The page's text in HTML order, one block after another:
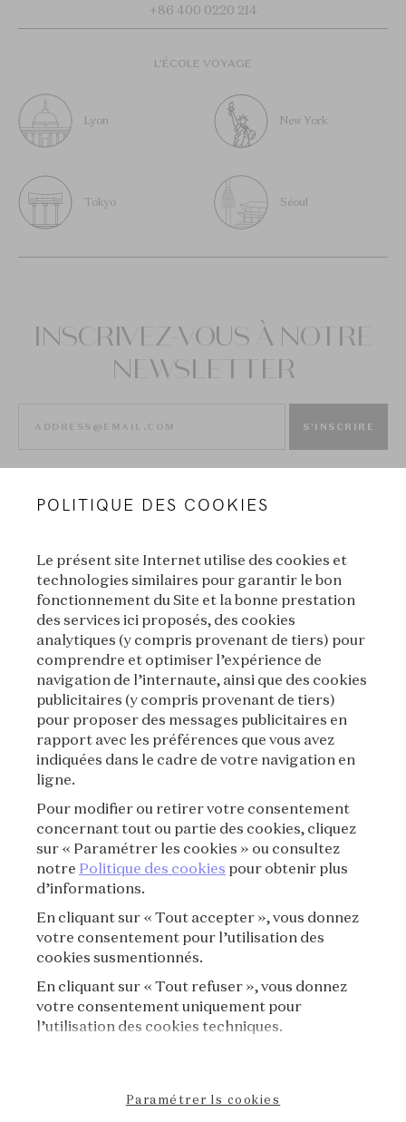
+86 400 0220 214
L’ÉCOLE VOYAGE
Lyon New York
Tokyo Séoul
INSCRIVEZ-VOUS À NOTRE
NEWSLETTER
S'INSCRIRE
VAN CLEEF & ARPELS
MENTIONS LÉGALES
CONDITIONS GÉNÉRALES DE VENTE
CONDITIONS D'UTILISATION
CRÉDITS
CONTACT
FAQ
RÈGLEMENT DE VISITE
POLITIQUE DES COOKIES
Le présent site Internet utilise des cookies et
technologies similaires pour garantir le bon
fonctionnement du Site et la bonne prestation
des services ici proposés, des cookies
analytiques (y compris provenant de tiers) pour
comprendre et optimiser l’expérience de
navigation de l’internaute, ainsi que des cookies
publicitaires (y compris provenant de tiers)
pour proposer des messages publicitaires en
rapport avec les préférences que vous avez
indiquées dans le cadre de votre navigation en
ligne.
Pour modifier ou retirer votre consentement
concernant tout ou partie des cookies, cliquez
sur « Paramétrer les cookies » ou consultez
notre Politique des cookies pour obtenir plus
d’informations.
En cliquant sur « Tout accepter », vous donnez
votre consentement pour l’utilisation des
cookies susmentionnés.
En cliquant sur « Tout refuser », vous donnez
votre consentement uniquement pour
l’utilisation des cookies techniques.
Paramétrer ls cookies